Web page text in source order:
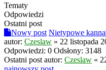
Tematy
Odpowiedzi
Ostatni post
Nowy post Nietypowe
autor: Czeslaw » 22 listopada
Odpowiedzi: 0 Odsłony: 3148
Ostatni post autor: Czeslaw «